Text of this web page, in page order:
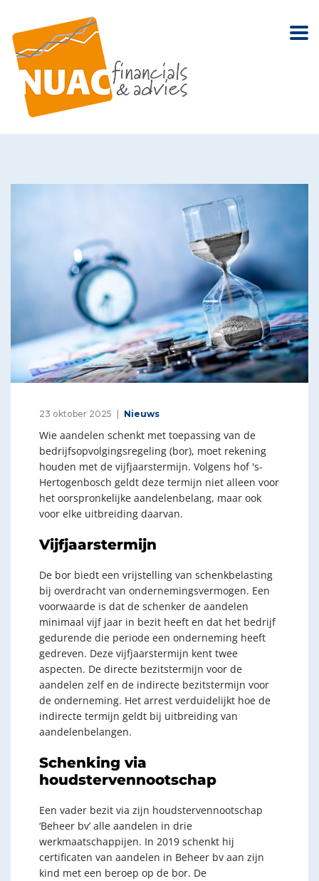
23 oktober 2025 Nieuws
Wie aandelen schenkt met toepassing van de
bedrijfsopvolgingsregeling (bor), moet rekening
houden met de vijfjaarstermijn. Volgens hof 's-
Hertogenbosch geldt deze termijn niet alleen voor
het oorspronkelijke aandelenbelang, maar ook
voor elke uitbreiding daarvan.
Vijfjaarstermijn
De bor biedt een vrijstelling van schenkbelasting
bij overdracht van ondernemingsvermogen. Een
voorwaarde is dat de schenker de aandelen
minimaal vijf jaar in bezit heeft en dat het bedrijf
gedurende die periode een onderneming heeft
gedreven. Deze vijfjaarstermijn kent twee
aspecten. De directe bezitstermijn voor de
aandelen zelf en de indirecte bezitstermijn voor
de onderneming. Het arrest verduidelijkt hoe de
indirecte termijn geldt bij uitbreiding van
aandelenbelangen.
Schenking via
houdstervennootschap
Een vader bezit via zijn houdstervennootschap
‘Beheer bv’ alle aandelen in drie
werkmaatschappijen. In 2019 schenkt hij
certificaten van aandelen in Beheer bv aan zijn
kind met een beroep op de bor. De